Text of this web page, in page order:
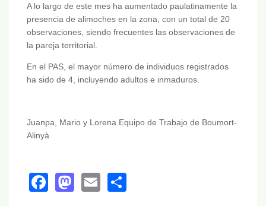
A lo largo de este mes ha aumentado paulatinamente la
presencia de alimoches en la zona, con un total de 20
observaciones, siendo frecuentes las observaciones de
la pareja territorial.
En el PAS, el mayor número de individuos registrados
ha sido de 4, incluyendo adultos e inmaduros.
Juanpa, Mario y Lorena.Equipo de Trabajo de Boumort-
Alinyà
Facebook
Mastodon
Email